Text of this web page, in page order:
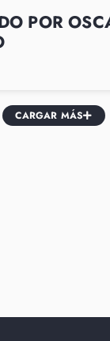
POR
CARGAR MÁS